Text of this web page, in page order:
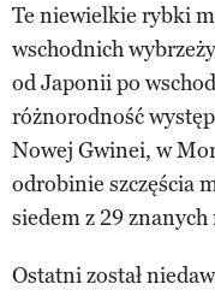
Te niewielkie rybki
wschodnich
od Japonii po
różnorodność
Nowej Gwinei, w
odrobinie szczęścia
siedem z 29
Ostatni został